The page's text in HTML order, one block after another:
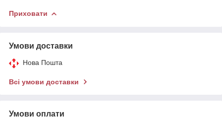
Приховати
Умови доставки
Нова Пошта
Всі умови доставки
Умови оплати